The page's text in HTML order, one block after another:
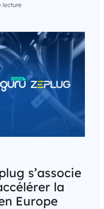
lecture
s’associe
la
Europe